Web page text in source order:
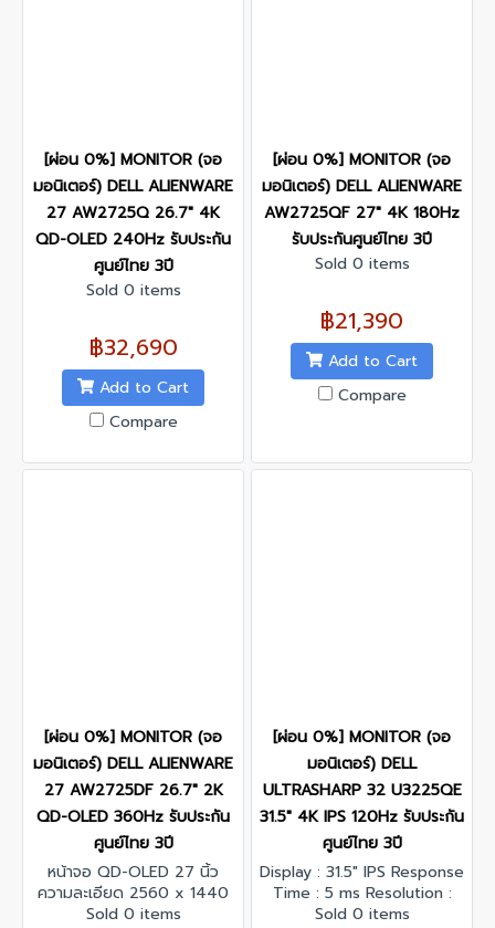
[ผ่อน 0%] MONITOR (จอ
มอนิเตอร์) DELL ALIENWARE
27 AW2725Q 26.7" 4K
QD-OLED 240Hz รับประกัน
ศูนย์ไทย 3ปี
Sold 0 items
฿32,690
Add to Cart
Compare
[ผ่อน 0%] MONITOR (จอ
มอนิเตอร์) DELL ALIENWARE
AW2725QF 27" 4K 180Hz
รับประกันศูนย์ไทย 3ปี
Sold 0 items
฿21,390
Add to Cart
Compare
[ผ่อน 0%] MONITOR (จอ
มอนิเตอร์) DELL ALIENWARE
27 AW2725DF 26.7" 2K
QD-OLED 360Hz รับประกัน
ศูนย์ไทย 3ปี
หน้าจอ QD-OLED 27 นิ้ว
ความละเอียด 2560 x 1440
2K รีเฟรชเรท 360 Hz รองรับ
Sold 0 items
[ผ่อน 0%] MONITOR (จอ
มอนิเตอร์) DELL
ULTRASHARP 32 U3225QE
31.5" 4K IPS 120Hz รับประกัน
ศูนย์ไทย 3ปี
Display : 31.5" IPS Response
Time : 5 ms Resolution :
3840 x 2160 @120 Hz
Sold 0 items